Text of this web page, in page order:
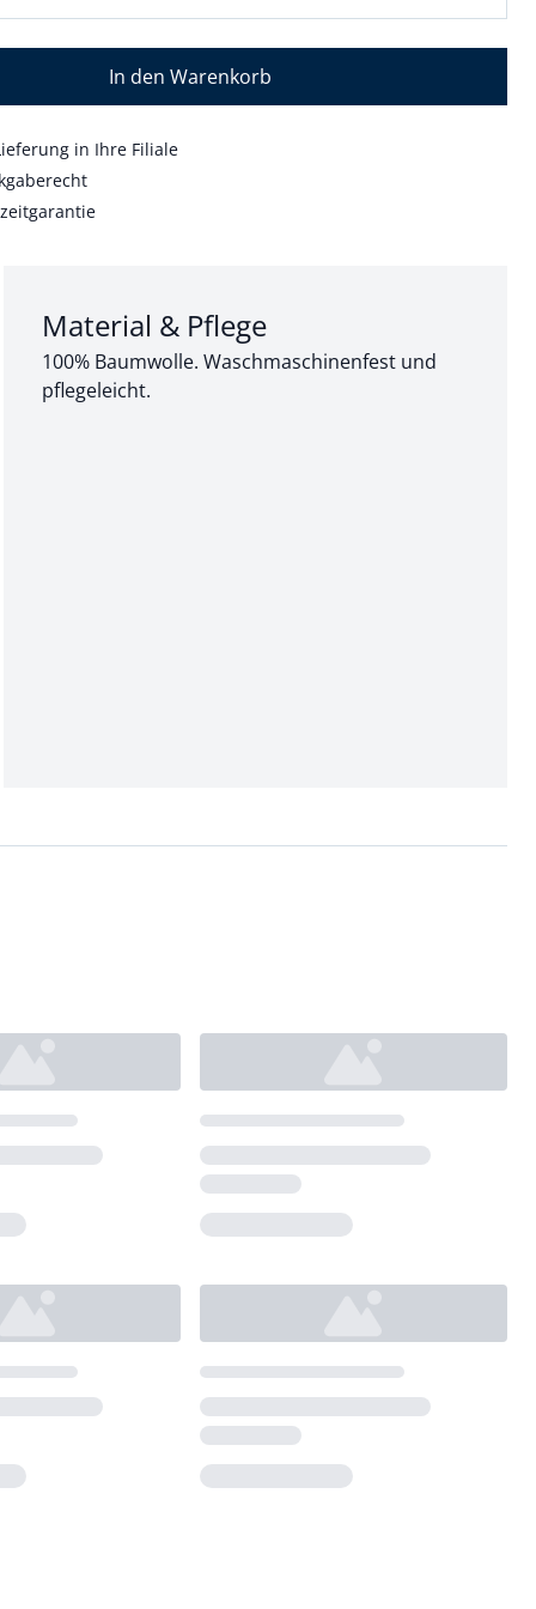
In den Warenkorb
in Ihre Filiale
Abschnitt 3 von 3:
Material & Pflege
100% Baumwolle. Waschmaschinenfest und
pflegeleicht.